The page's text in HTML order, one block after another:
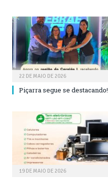
22 DE MAIO DE 2026
Piçarra segue se destacando!
19 DE MAIO DE 2026